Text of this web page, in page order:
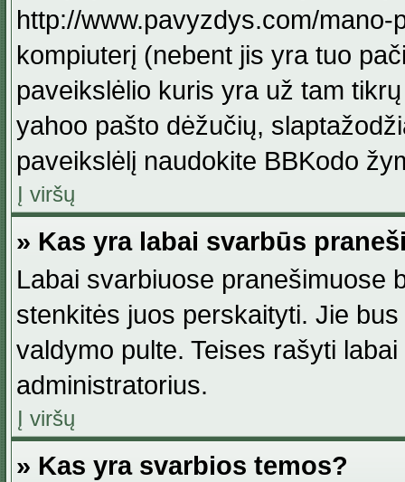
http://www.pavyzdys.com/
kompiuterį (nebent jis yra tuo
paveikslėlio kuris yra už tam
yahoo pašto dėžučių,
paveikslėlį naudokite BBKodo
Į viršų
» Kas yra labai svarbūs
Labai svarbiuose pranešimuose
stenkitės juos perskaityti. Jie
valdymo pulte. Teises rašyti
administratorius.
Į viršų
» Kas yra svarbios temos?